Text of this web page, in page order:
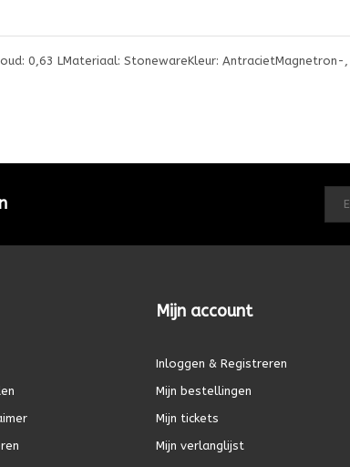
0,63 LMateriaal: StonewareKleur:
Mijn account
Inloggen & Registreren
Mijn bestellingen
Mijn tickets
Mijn verlanglijst